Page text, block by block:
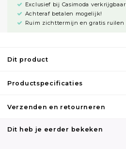
Exclusief bij Casimoda verkrijgbaar
Achteraf betalen mogelijk!
Ruim zichttermijn en gratis ruilen
Dit product
Productspecificaties
Verzenden en retourneren
Dit heb je eerder bekeken